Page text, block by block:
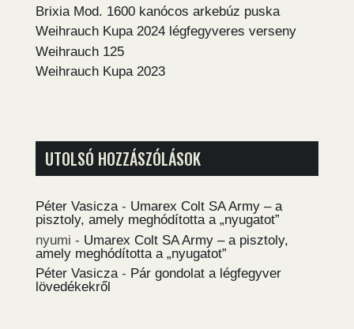
Brixia Mod. 1600 kanócos arkebúz puska
Weihrauch Kupa 2024 légfegyveres verseny
Weihrauch 125
Weihrauch Kupa 2023
UTOLSÓ HOZZÁSZÓLÁSOK
Péter Vasicza- Umarex Colt SA Army – a
pisztoly, amely meghódította a „nyugatot”
nyumi - Umarex Colt SA Army – a pisztoly,
amely meghódította a „nyugatot”
Péter Vasicza- Pár gondolat a légfegyver
lövedékekről